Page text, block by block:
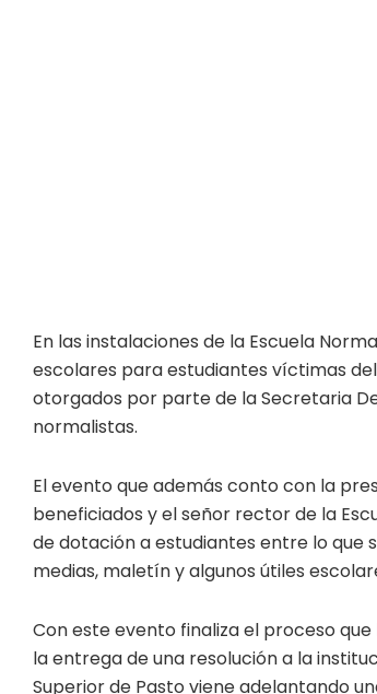
En las instalaciones de la Escuela
escolares para estudiantes víctimas
otorgados por parte de la Secretaria
normalistas.
El evento que además conto con la
beneficiados y el señor rector de la
de dotación a estudiantes entre lo que
medias, maletín y algunos útiles
Con este evento finaliza el proceso
la entrega de una resolución a la
Superior de Pasto viene adelantando